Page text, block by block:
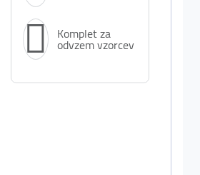
Komplet za
odvzem vzorcev